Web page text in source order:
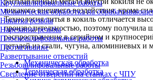
Круглошлифовальные работы
Механическая обработка на
Накатка резьбы
Нарезание резьбы
Плоскошлифовальные работы
Протягивание
Развертывание отверстий
Резьбошлифовальные работы
Сверление отверстий на станках с ЧПУ
никакого внешнего воздействия, кроме
Технология литья в кокиль отличается
производительностью, поэтому получила
распространение в серийном и
деталей из стали, чугуна, алюминиевых и
Механическая обработка
Термическая обработка